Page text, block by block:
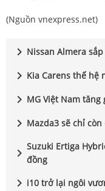
(Nguồn vnexpress.net)
chevron_right Nissan Almera
chevron_right Kia Carens thế hệ
chevron_right MG Việt Nam tăng
chevron_right Mazda3 sẽ chỉ
chevron_right Suzuki Ertiga
đồng
chevron_right i10 trở lại ngôi